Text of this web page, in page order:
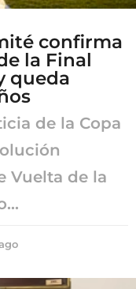
confirma
la Final
queda
de la Copa
Vuelta de la